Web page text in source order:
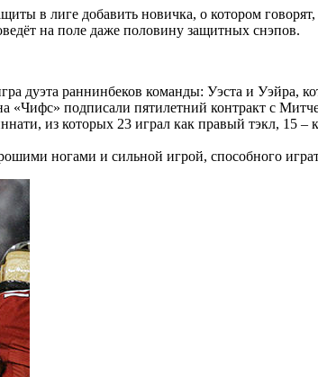
в лиге добавить новичка, о котором
на поле даже половину защитных снэпов.
дуэта раннинбеков команды: Уэста и Уэйра,
подписали пятилетний контракт с
из которых 23 играл как правый тэкл, 15 –
ногами и сильной игрой, способного